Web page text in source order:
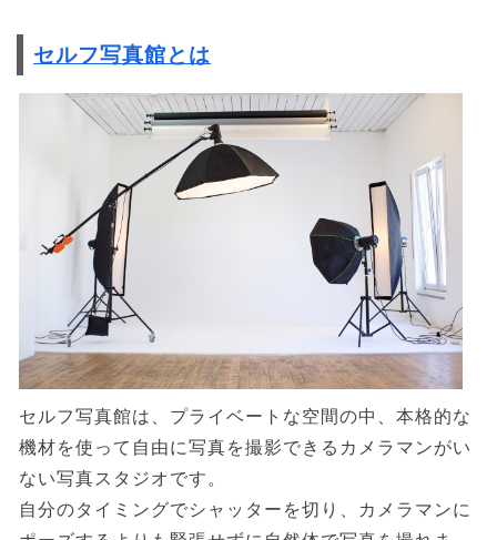
セルフ写真館とは
セルフ写真館は、プライベートな空間の中、本格的な
機材を使って自由に写真を撮影できるカメラマンがい
ない写真スタジオです。
自分のタイミングでシャッターを切り、カメラマンに